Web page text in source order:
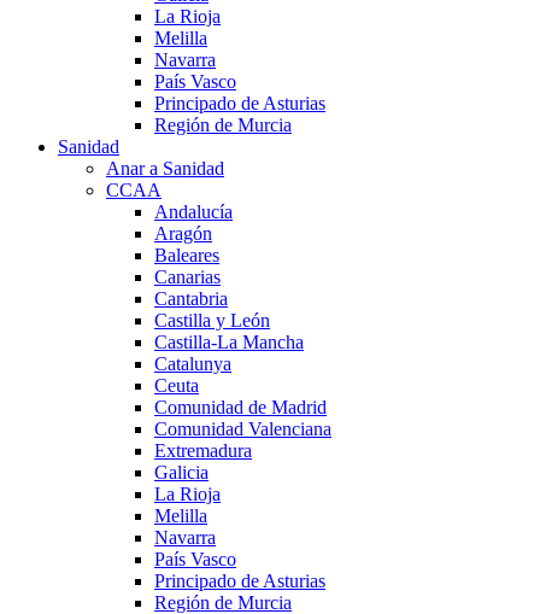
La Rioja
Melilla
Navarra
País Vasco
Principado de Asturias
Región de Murcia
Sanidad
Anar a Sanidad
CCAA
Andalucía
Aragón
Baleares
Canarias
Cantabria
Castilla y León
Castilla-La Mancha
Catalunya
Ceuta
Comunidad de Madrid
Comunidad Valenciana
Extremadura
Galicia
La Rioja
Melilla
Navarra
País Vasco
Principado de Asturias
Región de Murcia